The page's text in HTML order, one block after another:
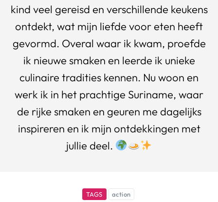
kind veel gereisd en verschillende keukens
ontdekt, wat mijn liefde voor eten heeft
gevormd. Overal waar ik kwam, proefde
ik nieuwe smaken en leerde ik unieke
culinaire tradities kennen. Nu woon en
werk ik in het prachtige Suriname, waar
de rijke smaken en geuren me dagelijks
inspireren en ik mijn ontdekkingen met
jullie deel.
TAGS action